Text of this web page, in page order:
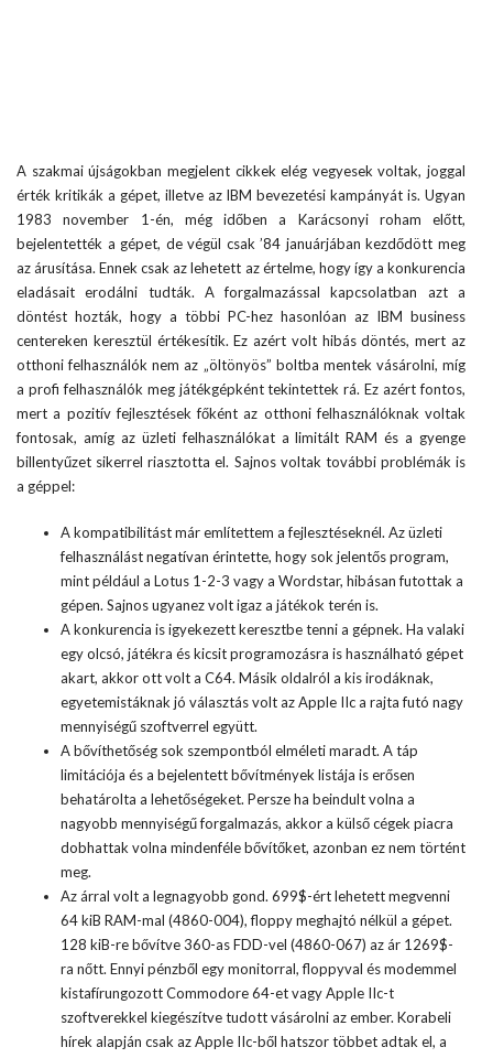
A szakmai újságokban megjelent cikkek elég vegyesek voltak, joggal
érték kritikák a gépet, illetve az IBM bevezetési kampányát is. Ugyan
1983 november 1-én, még időben a Karácsonyi roham előtt,
bejelentették a gépet, de végül csak ’84 januárjában kezdődött meg
az árusítása. Ennek csak az lehetett az értelme, hogy így a konkurencia
eladásait erodálni tudták. A forgalmazással kapcsolatban azt a
döntést hozták, hogy a többi PC-hez hasonlóan az IBM business
centereken keresztül értékesítik. Ez azért volt hibás döntés, mert az
otthoni felhasználók nem az „öltönyös” boltba mentek vásárolni, míg
a profi felhasználók meg játékgépként tekintettek rá. Ez azért fontos,
mert a pozitív fejlesztések főként az otthoni felhasználóknak voltak
fontosak, amíg az üzleti felhasználókat a limitált RAM és a gyenge
billentyűzet sikerrel riasztotta el. Sajnos voltak további problémák is
a géppel:
A kompatibilitást már említettem a fejlesztéseknél. Az üzleti
felhasználást negatívan érintette, hogy sok jelentős program,
mint például a Lotus 1-2-3 vagy a Wordstar, hibásan futottak a
gépen. Sajnos ugyanez volt igaz a játékok terén is.
A konkurencia is igyekezett keresztbe tenni a gépnek. Ha valaki
egy olcsó, játékra és kicsit programozásra is használható gépet
akart, akkor ott volt a C64. Másik oldalról a kis irodáknak,
egyetemistáknak jó választás volt azApple IIca rajta futó nagy
mennyiségű szoftverrel együtt.
A bővíthetőség sok szempontból elméleti maradt. A táp
limitációja és a bejelentett bővítmények listája is erősen
behatárolta a lehetőségeket. Persze ha beindult volna a
nagyobb mennyiségű forgalmazás, akkor a külső cégek piacra
dobhattak volna mindenféle bővítőket, azonban ez nem történt
meg.
Az árral volt a legnagyobb gond. 699$-ért lehetett megvenni
64 kiB RAM-mal (4860-004), floppy meghajtó nélkül a gépet.
128 kiB-re bővítve 360-as FDD-vel (4860-067) az ár 1269$-
ra nőtt. Ennyi pénzből egy monitorral, floppyval és modemmel
kistafírungozott Commodore 64-et vagy Apple IIc-t
szoftverekkel kiegészítve tudott vásárolni az ember. Korabeli
hírek alapján csak az Apple IIc-ből hatszor többet adtak el, a